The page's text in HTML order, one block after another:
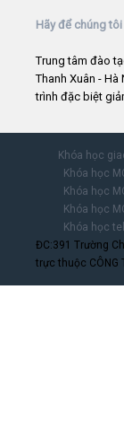
Hãy để chúng
Trung tâm đào
Thanh Xuân -
trình đặc biệt
Khóa học
Khóa học
Khóa học
Khóa học
Khóa học
ĐC:391 Trường
trực thuộc CÔNG